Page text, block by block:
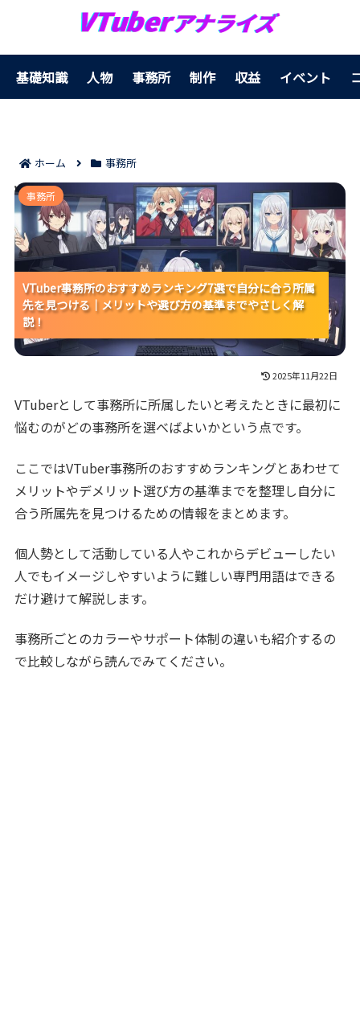
基礎知識 人物 事務所 制作 収益 イベント
ホーム 事務所
VTuber事務所のおすすめランキング7選で自分に合う所
属先を見つける｜メリットや選び方の基準までやさし
く解説！
VTuber事務所のおすすめランキング7選で自分に合う所属
先を見つける｜メリットや選び方の基準までやさしく解
説！
VTuber事務所のおすすめランキング7選で自分に合う所属
先を見つける｜メリットや選び方の基準までやさしく解
説！
VTuber事務所のおすすめランキング7選で自分に合う所属
先を見つける｜メリットや選び方の基準までやさしく解
説！
事務所
2025年11月22日
VTuberとして事務所に所属したいと考えたときに最初に
悩むのがどの事務所を選べばよいかという点です。
ここではVTuber事務所のおすすめランキングとあわせて
メリットやデメリット選び方の基準までを整理し自分に
合う所属先を見つけるための情報をまとめます。
個人勢として活動している人やこれからデビューしたい
人でもイメージしやすいように難しい専門用語はできる
だけ避けて解説します。
事務所ごとのカラーやサポート体制の違いも紹介するの
で比較しながら読んでみてください。